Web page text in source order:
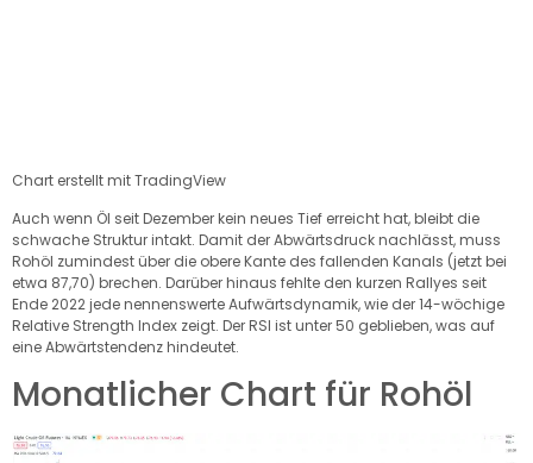
Chart erstellt mit TradingView
Auch wenn Öl seit Dezember kein neues Tief erreicht hat, bleibt die
schwache Struktur intakt. Damit der Abwärtsdruck nachlässt, muss
Rohöl zumindest über die obere Kante des fallenden Kanals (jetzt bei
etwa 87,70) brechen. Darüber hinaus fehlte den kurzen Rallyes seit
Ende 2022 jede nennenswerte Aufwärtsdynamik, wie der 14-wöchige
Relative Strength Index zeigt. Der RSI ist unter 50 geblieben, was auf
eine Abwärtstendenz hindeutet.
Monatlicher Chart für Rohöl